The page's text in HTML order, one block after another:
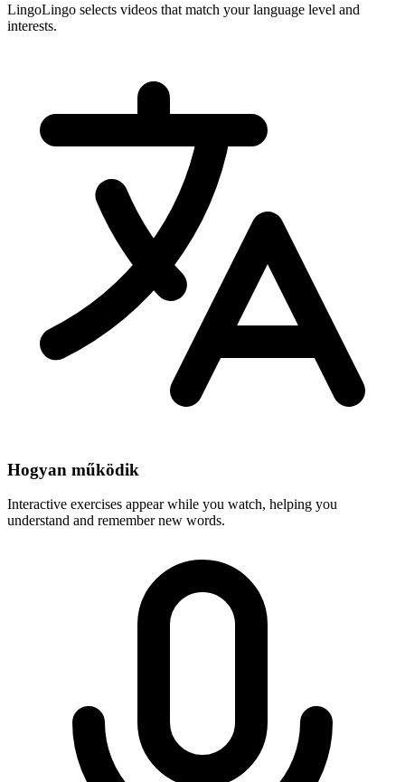
LingoLingo selects videos that match your language level and
interests.
Hogyan működik
Interactive exercises appear while you watch, helping you
understand and remember new words.